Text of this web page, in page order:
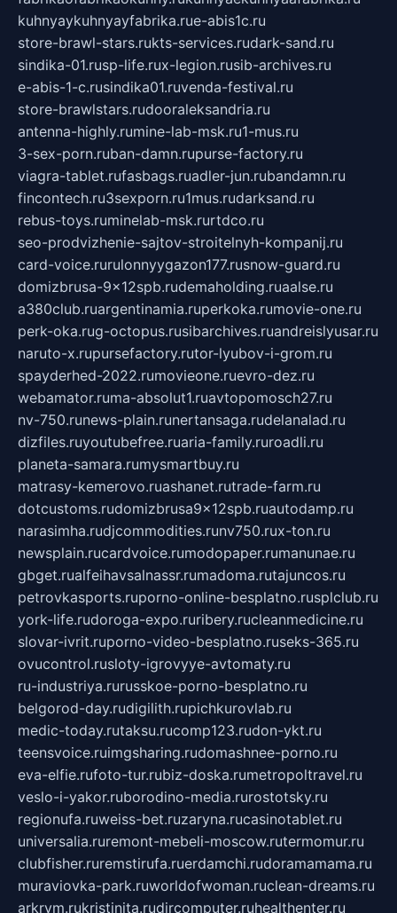
kuhnyaykuhnyayfabrika.rue-abis1c.ru
store-brawl-stars.rukts-services.rudark-sand.ru
sindika-01.rusp-life.rux-legion.rusib-archives.ru
e-abis-1-c.rusindika01.ruvenda-festival.ru
store-brawlstars.rudooraleksandria.ru
antenna-highly.rumine-lab-msk.ru1-mus.ru
3-sex-porn.ruban-damn.rupurse-factory.ru
viagra-tablet.rufasbags.ruadler-jun.rubandamn.ru
fincontech.ru3sexporn.ru1mus.rudarksand.ru
rebus-toys.ruminelab-msk.rurtdco.ru
seo-prodvizhenie-sajtov-stroitelnyh-kompanij.ru
card-voice.rurulonnyygazon177.rusnow-guard.ru
domizbrusa-9x12spb.rudemaholding.ruaalse.ru
a380club.ruargentinamia.ruperkoka.rumovie-one.ru
perk-oka.rug-octopus.rusibarchives.ruandreislyusar.ru
naruto-x.rupursefactory.rutor-lyubov-i-grom.ru
spayderhed-2022.rumovieone.ruevro-dez.ru
webamator.ruma-absolut1.ruavtopomosch27.ru
nv-750.runews-plain.runertansaga.rudelanalad.ru
dizfiles.ruyoutubefree.ruaria-family.ruroadli.ru
planeta-samara.rumysmartbuy.ru
matrasy-kemerovo.ruashanet.rutrade-farm.ru
dotcustoms.rudomizbrusa9x12spb.ruautodamp.ru
narasimha.rudjcommodities.runv750.rux-ton.ru
newsplain.rucardvoice.rumodopaper.rumanunae.ru
gbget.rualfeihavsalnassr.rumadoma.rutajuncos.ru
petrovkasports.ruporno-online-besplatno.rusplclub.ru
york-life.rudoroga-expo.ruribery.rucleanmedicine.ru
slovar-ivrit.ruporno-video-besplatno.ruseks-365.ru
ovucontrol.rusloty-igrovyye-avtomaty.ru
ru-industriya.rurusskoe-porno-besplatno.ru
belgorod-day.rudigilith.rupichkurovlab.ru
medic-today.rutaksu.rucomp123.rudon-ykt.ru
teensvoice.ruimgsharing.rudomashnee-porno.ru
eva-elfie.rufoto-tur.rubiz-doska.rumetropoltravel.ru
veslo-i-yakor.ruborodino-media.rurostotsky.ru
regionufa.ruweiss-bet.ruzaryna.rucasinotablet.ru
universalia.ruremont-mebeli-moscow.rutermomur.ru
clubfisher.ruremstirufa.ruerdamchi.rudoramamama.ru
muraviovka-park.ruworldofwoman.ruclean-dreams.ru
arkrym.rukristinita.rudircomputer.ruhealthenter.ru